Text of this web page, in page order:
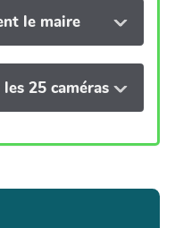
le maire
25 caméras